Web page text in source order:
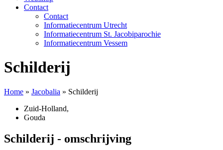
Contact
Contact
Informatiecentrum Utrecht
Informatiecentrum St. Jacobiparochie
Informatiecentrum Vessem
Schilderij
Home » Jacobalia » Schilderij
Zuid-Holland,
Gouda
Schilderij - omschrijving